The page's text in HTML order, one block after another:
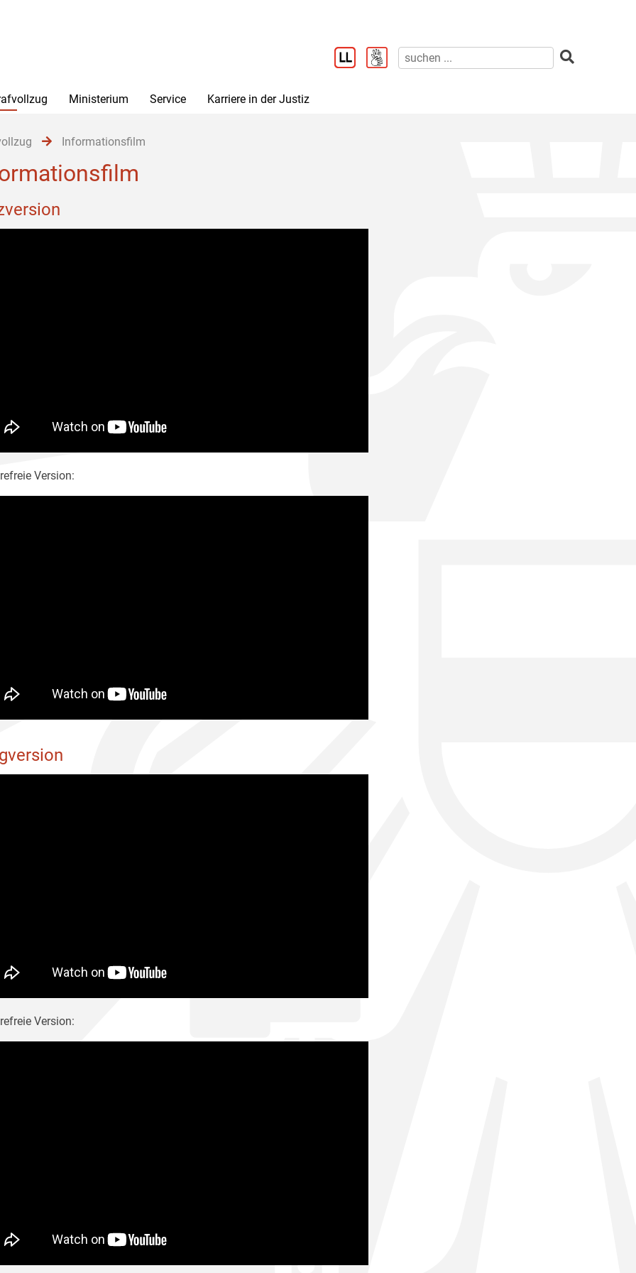
Ministerium Service Karriere in der Justiz
Informationsfilm
Version:
Version: